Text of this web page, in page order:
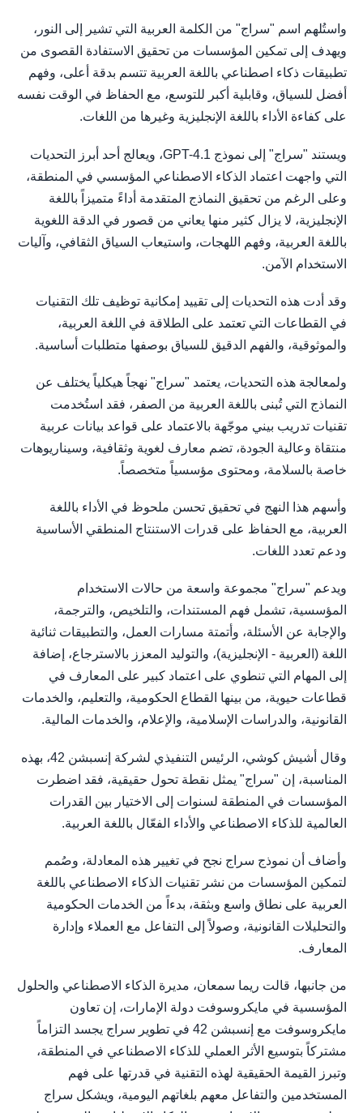
واستُلهم اسم "سراج" من الكلمة العربية التي تشير إلى النور،
ويهدف إلى تمكين المؤسسات من تحقيق الاستفادة القصوى من
تطبيقات ذكاء اصطناعي باللغة العربية تتسم بدقة أعلى، وفهم
أفضل للسياق، وقابلية أكبر للتوسع، مع الحفاظ في الوقت نفسه
على كفاءة الأداء باللغة الإنجليزية وغيرها من اللغات.
ويستند "سراج" إلى نموذج GPT-4.1، ويعالج أحد أبرز التحديات
التي واجهت اعتماد الذكاء الاصطناعي المؤسسي في المنطقة،
وعلى الرغم من تحقيق النماذج المتقدمة أداءً متميزاً باللغة
الإنجليزية، لا يزال كثير منها يعاني من قصور في الدقة اللغوية
باللغة العربية، وفهم اللهجات، واستيعاب السياق الثقافي، وآليات
الاستخدام الآمن.
وقد أدت هذه التحديات إلى تقييد إمكانية توظيف تلك التقنيات
في القطاعات التي تعتمد على الطلاقة في اللغة العربية،
والموثوقية، والفهم الدقيق للسياق بوصفها متطلبات أساسية.
ولمعالجة هذه التحديات، يعتمد "سراج" نهجاً هيكلياً يختلف عن
النماذج التي تُبنى باللغة العربية من الصفر، فقد استُخدمت
تقنيات تدريب بيني موجّهة بالاعتماد على قواعد بيانات عربية
منتقاة وعالية الجودة، تضم معارف لغوية وثقافية، وسيناريوهات
خاصة بالسلامة، ومحتوى مؤسسياً متخصصاً.
وأسهم هذا النهج في تحقيق تحسن ملحوظ في الأداء باللغة
العربية، مع الحفاظ على قدرات الاستنتاج المنطقي الأساسية
ودعم تعدد اللغات.
ويدعم "سراج" مجموعة واسعة من حالات الاستخدام
المؤسسية، تشمل فهم المستندات، والتلخيص، والترجمة،
والإجابة عن الأسئلة، وأتمتة مسارات العمل، والتطبيقات ثنائية
اللغة (العربية - الإنجليزية)، والتوليد المعزز بالاسترجاع، إضافة
إلى المهام التي تنطوي على اعتماد كبير على المعارف في
قطاعات حيوية، من بينها القطاع الحكومية، والتعليم، والخدمات
القانونية، والدراسات الإسلامية، والإعلام، والخدمات المالية.
وقال أشيش كوشي، الرئيس التنفيذي لشركة إنسبشن 42، بهذه
المناسبة، إن "سراج" يمثل نقطة تحول حقيقية، فقد اضطرت
المؤسسات في المنطقة لسنوات إلى الاختيار بين القدرات
العالمية للذكاء الاصطناعي والأداء الفعّال باللغة العربية.
وأضاف أن نموذج سراج نجح في تغيير هذه المعادلة، وصُمم
لتمكين المؤسسات من نشر تقنيات الذكاء الاصطناعي باللغة
العربية على نطاق واسع وبثقة، بدءاً من الخدمات الحكومية
والتحليلات القانونية، وصولاً إلى التفاعل مع العملاء وإدارة
المعارف.
من جانبها، قالت ريما سمعان، مديرة الذكاء الاصطناعي والحلول
المؤسسية في مايكروسوفت دولة الإمارات، إن تعاون
مايكروسوفت مع إنسبشن 42 في تطوير سراج يجسد التزاماً
مشتركاً بتوسيع الأثر العملي للذكاء الاصطناعي في المنطقة،
وتبرز القيمة الحقيقية لهذه التقنية في قدرتها على فهم
المستخدمين والتفاعل معهم بلغاتهم اليومية، ويشكل سراج